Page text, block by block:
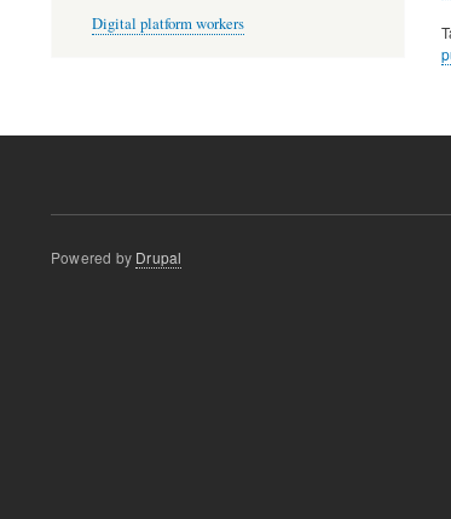
Digital platform workers
Powered by Drupal